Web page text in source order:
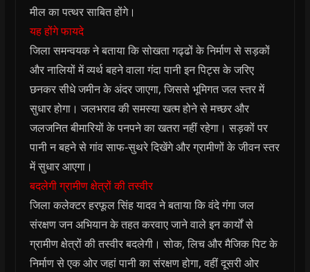
मील का पत्थर साबित होंगे।
यह होंगे फायदे
जिला समन्‍वयक ने बताया कि सोखता गढ्ढों के निर्माण से सड़कों
और नालियों में व्यर्थ बहने वाला गंदा पानी इन पिट्स के जरिए
छनकर सीधे जमीन के अंदर जाएगा, जिससे भूमिगत जल स्तर में
सुधार होगा। जलभराव की समस्या खत्म होने से मच्छर और
जलजनित बीमारियों के पनपने का खतरा नहीं रहेगा। सड़कों पर
पानी न बहने से गांव साफ-सुथरे दिखेंगे और ग्रामीणों के जीवन स्तर
में सुधार आएगा।
बदलेगी ग्रामीण क्षेत्रों की तस्‍वीर
जिला कलेक्‍टर हरफूल सिंह यादव ने बताया कि वंदे गंगा जल
संरक्षण जन अभियान के तहत करवाए जाने वाले इन कार्यों से
ग्रामीण क्षेत्रों की तस्वीर बदलेगी। सोक, लिच और मैजिक पिट के
निर्माण से एक ओर जहां पानी का संरक्षण होगा, वहीं दूसरी ओर